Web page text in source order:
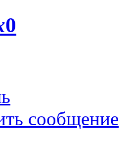
0
сообщение